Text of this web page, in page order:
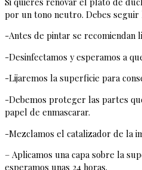
por un tono neutro. Debes seguir
-Antes de pintar se recomiendan
-Desinfectamos y esperamos a
-Lijaremos la superficie para
-Debemos proteger las partes
papel de enmascarar.
-Mezclamos el catalizador de la
– Aplicamos una capa sobre la
esperamos unas 24 horas.